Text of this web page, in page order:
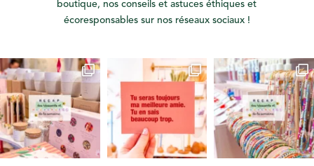
boutique, nos conseils et astuces éthiques et
écoresponsables sur nos réseaux sociaux !